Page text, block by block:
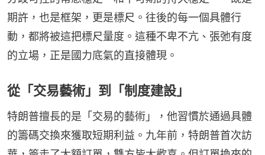
期許，也是框架，更是標尺。往後的每一個具體行
動，都將被這把標尺量度。這種不卑不亢、張弛有度
的立場，正是國力底氣的直接體現。
從「交易藝術」到「制度建設」
特朗普擅長的是「交易的藝術」，他習慣於通過具體
的籌碼交換來獲取短期利益。九年前，特朗普首次訪